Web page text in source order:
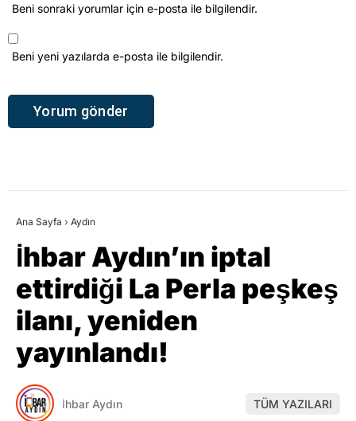
Beni sonraki yorumlar için e-posta ile bilgilendir.
Beni yeni yazılarda e-posta ile bilgilendir.
Ana Sayfa › Aydın
İhbar Aydın’ın iptal
ettirdiği La Perla peşkeş
ilanı, yeniden
yayınlandı!
İhbar Aydın TÜM YAZILARI